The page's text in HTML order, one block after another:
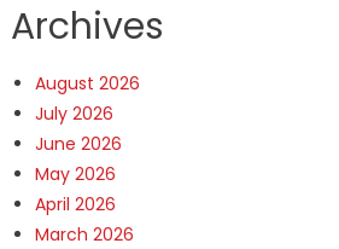
Archives
August 2026
July 2026
June 2026
May 2026
April 2026
March 2026